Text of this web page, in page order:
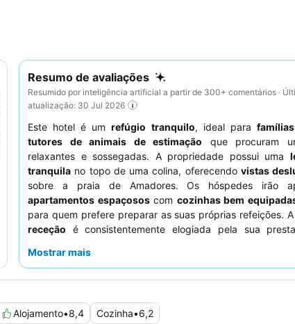
Resumo de avaliações
Resumido por inteligência artificial a partir de 300+ comentários ·
atualização: 30 Jul 2026
Este hotel é umrefúgio tranquilo, ideal para famílias
tutores de animais de estimação que procuram
relaxantes e sossegadas. A propriedade possui uma
tranquila no topo de uma colina, oferecendo vistas
sobre a praia de Amadores. Os hóspedes irão
apartamentos espaçososcom cozinhas bem
para quem prefere preparar as suas próprias refeições.
receção é consistentemente elogiada pela sua
experiência, considere solicitar um quarto num
Mostrar mais
Alojamento•8,4 Cozinha•6,2